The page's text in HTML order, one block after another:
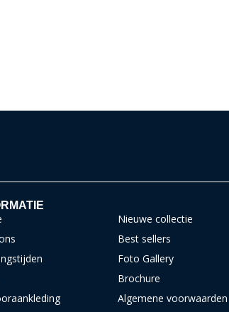
Nieuwe collectie
Best sellers
Foto Gallery
Brochure
Algemene voorwaarden